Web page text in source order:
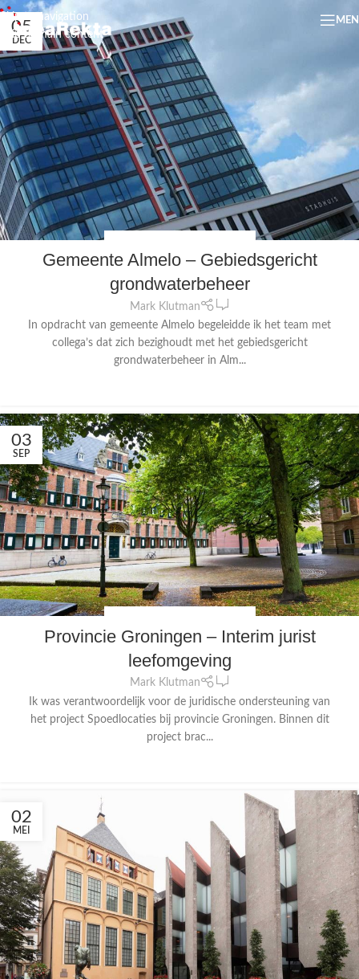
Skip to navigation
Skip to main content
05
DEC
FYSIEKE LEEFOMGEVING
Gemeente Almelo – Gebiedsgericht
grondwaterbeheer
Mark Klutman
In opdracht van gemeente Almelo begeleidde ik het team met
collega’s dat zich bezighoudt met het gebiedsgericht
grondwaterbeheer in Alm...
03
SEP
FYSIEKE LEEFOMGEVING
Provincie Groningen – Interim jurist
leefomgeving
Mark Klutman
Ik was verantwoordelijk voor de juridische ondersteuning van
het project Spoedlocaties bij provincie Groningen. Binnen dit
project brac...
02
MEI